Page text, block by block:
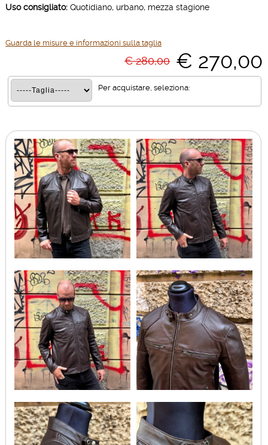
Uso consigliato:Quotidiano, urbano, mezza stagione
Guarda le misure e informazioni sulla taglia
€ 280,00 € 270,00
Per acquistare, seleziona: